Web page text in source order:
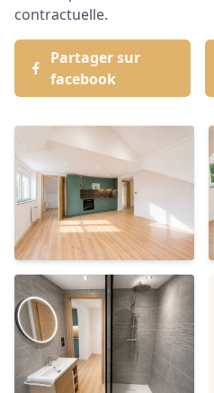
contractuelle.
Partager sur
facebook